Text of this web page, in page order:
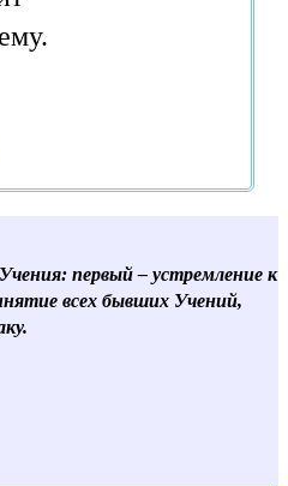
первый – устремление к
всех бывших Учений,